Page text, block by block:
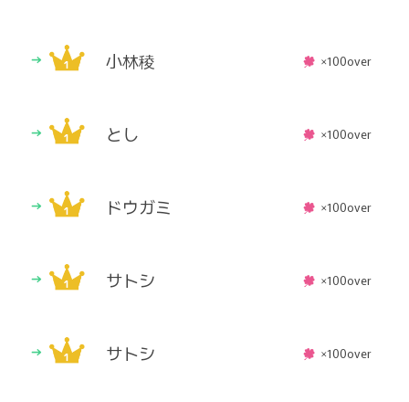
小林稜 ×100over
とし ×100over
ドウガミ ×100over
サトシ ×100over
サトシ ×100over